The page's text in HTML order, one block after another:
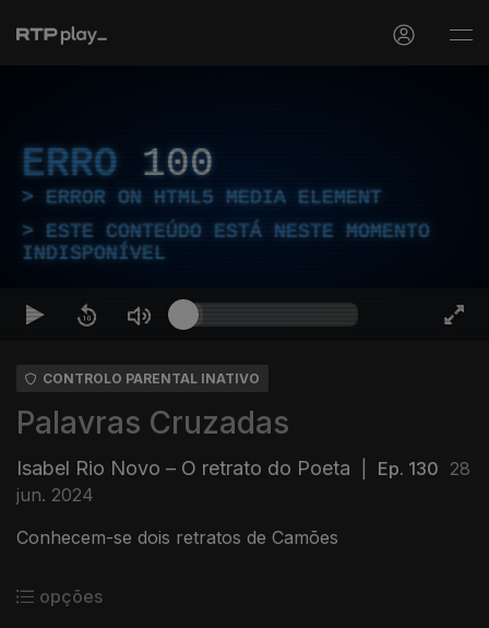
ERRO 100
ERROR ON HTML5 MEDIA ELEMENT
ESTE CONTEÚDO ESTÁ NESTE MOMENTO
INDISPONÍVEL
CONTROLO PARENTAL INATIVO
Palavras Cruzadas
Isabel Rio Novo – O retrato do Poeta Ep. 130 28
jun. 2024
Conhecem-se dois retratos de Camões
opções